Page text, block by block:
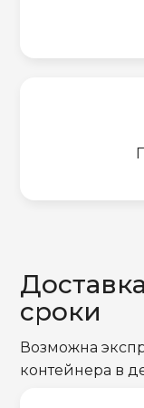
сроки
Возможна
контейнера в